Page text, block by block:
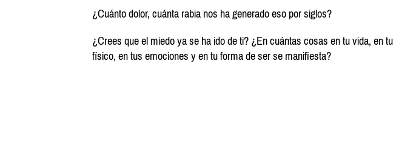
¿Cuánto dolor, cuánta rabia nos ha generado eso por siglos?
¿Crees que el miedo ya se ha ido de ti? ¿En cuántas cosas en tu vida, en tu
físico, en tus emociones y en tu forma de ser se manifiesta?